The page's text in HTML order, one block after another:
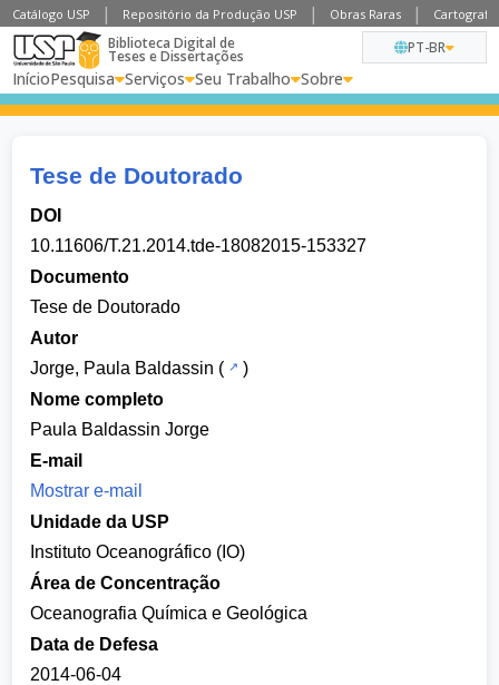
Catálogo USP Repositório da Produção USP Obras Raras
Biblioteca Digital de
Teses e Dissertações
InícioPesquisa Serviços Seu Trabalho Sobre
PT-BR
Tese de Doutorado
DOI
10.11606/T.21.2014.tde-18082015-153327
Documento
Tese de Doutorado
Autor
Jorge, Paula Baldassin (
)
Nome completo
Paula Baldassin Jorge
E-mail
Mostrar e-mail
Unidade da USP
Instituto Oceanográfico (IO)
Área de Concentração
Oceanografia Química e Geológica
Data de Defesa
2014-06-04